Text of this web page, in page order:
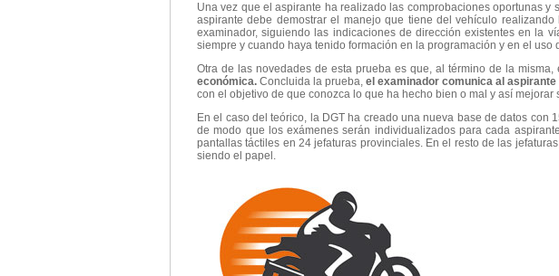
Una vez que el aspirante ha realizado las comprobaciones oportunas
aspirante debe demostrar el manejo que tiene del vehículo
examinador, siguiendo las indicaciones de dirección existentes en la
siempre y cuando haya tenido formación en la programación y en el uso
Otra de las novedades de esta prueba es que, al término de la
económica. Concluida la prueba, el examinador comunica al
con el objetivo de que conozca lo que ha hecho bien o mal y así
En el caso del teórico, la DGT ha creado una nueva base de datos
de modo que los exámenes serán individualizados para cada
pantallas táctiles en 24 jefaturas provinciales. En el resto de las
siendo el papel.